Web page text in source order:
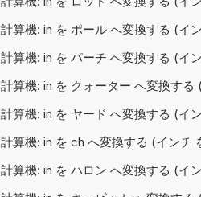
計算機: in を ポール へ変換する (イ
計算機: in を パーチ へ変換する (イ
計算機: in を クォーター へ変換する
計算機: in を ヤード へ変換する (イ
計算機: in を ch へ変換する (インチ
計算機: in を ハロン へ変換する (イ